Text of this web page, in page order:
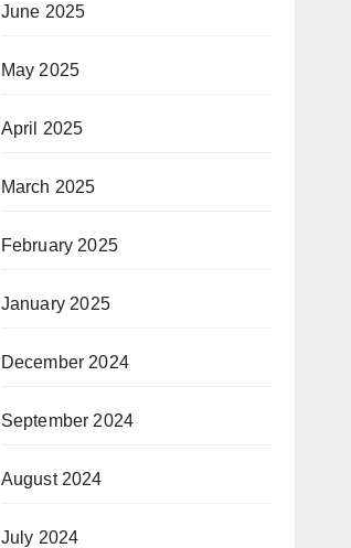
June 2025
May 2025
April 2025
March 2025
February 2025
January 2025
December 2024
September 2024
August 2024
July 2024